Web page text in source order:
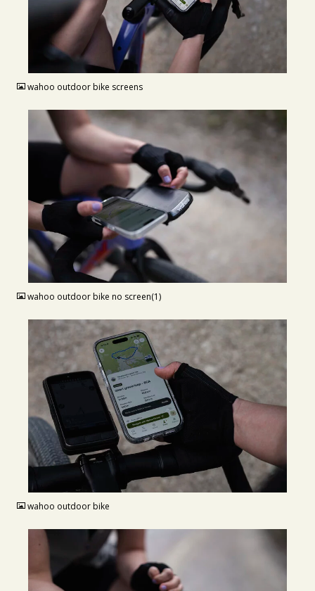
wahoo outdoor bike screens
JPG
wahoo outdoor bike no screen(1)
wahoo outdoor bike